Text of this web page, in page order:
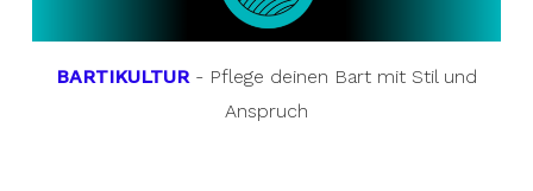
BARTIKULTUR- Pflege deinen Bart mit Stil und
Anspruch